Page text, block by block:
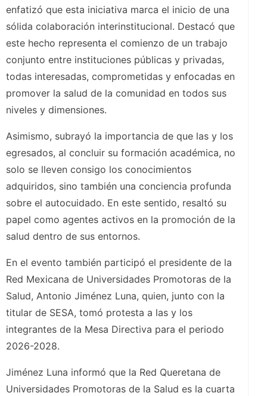
enfatizó que esta iniciativa marca el inicio de una
sólida colaboración interinstitucional. Destacó que
este hecho representa el comienzo de un trabajo
conjunto entre instituciones públicas y privadas,
todas interesadas, comprometidas y enfocadas en
promover la salud de la comunidad en todos sus
niveles y dimensiones.
Asimismo, subrayó la importancia de que las y los
egresados, al concluir su formación académica, no
solo se lleven consigo los conocimientos
adquiridos, sino también una conciencia profunda
sobre el autocuidado. En este sentido, resaltó su
papel como agentes activos en la promoción de la
salud dentro de sus entornos.
En el evento también participó el presidente de la
Red Mexicana de Universidades Promotoras de la
Salud, Antonio Jiménez Luna, quien, junto con la
titular de SESA, tomó protesta a las y los
integrantes de la Mesa Directiva para el periodo
2026-2028.
Jiménez Luna informó que la Red Queretana de
Universidades Promotoras de la Salud es la cuarta